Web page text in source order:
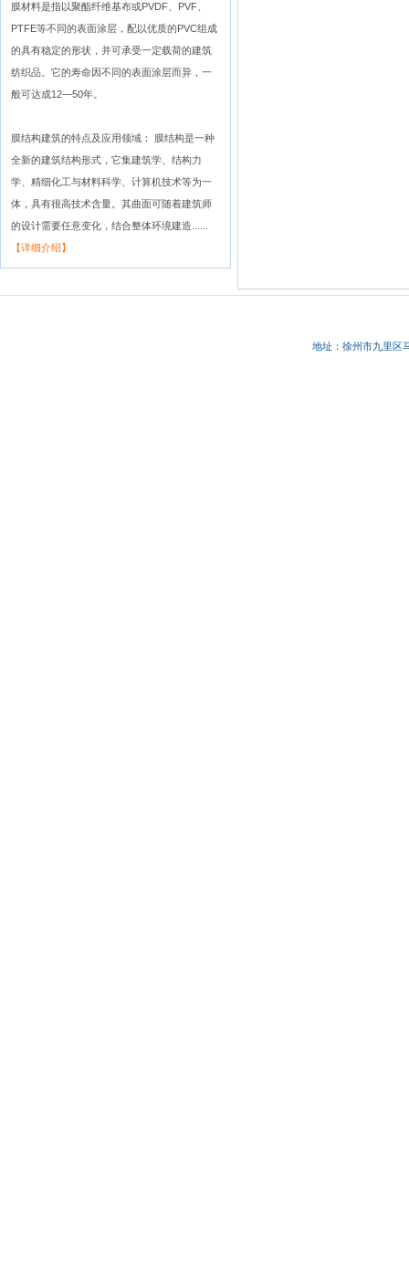
膜材料是指以聚酯纤维基布或PVDF、PVF、
PTFE等不同的表面涂层，配以优质的PVC组成
的具有稳定的形状，并可承受一定载荷的建筑
纺织品。它的寿命因不同的表面涂层而异，一
般可达成12—50年。
膜结构建筑的特点及应用领域： 膜结构是一种
全新的建筑结构形式，它集建筑学、结构力
学、精细化工与材料科学、计算机技术等为一
体，具有很高技术含量。其曲面可随着建筑师
的设计需要任意变化，结合整体环境建造......
【详细介绍】
地址：徐州市九里